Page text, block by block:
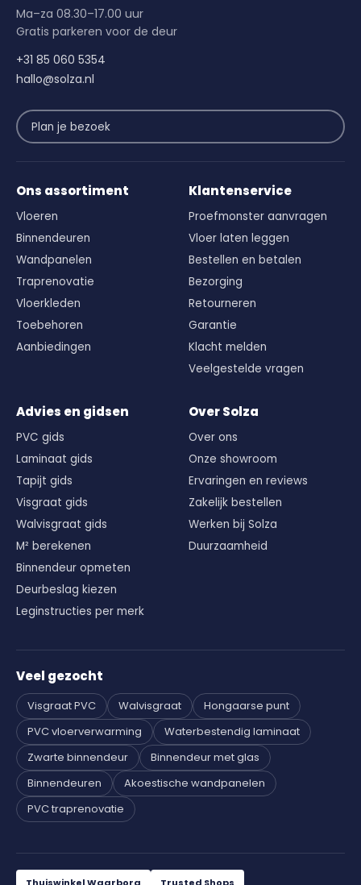
Ma–za 08.30–17.00 uur
Gratis parkeren voor de deur
+31 85 060 5354
hallo@solza.nl
Plan je bezoek
Ons assortiment
Vloeren
Binnendeuren
Wandpanelen
Traprenovatie
Vloerkleden
Toebehoren
Aanbiedingen
Klantenservice
Proefmonster aanvragen
Vloer laten leggen
Bestellen en betalen
Bezorging
Retourneren
Garantie
Klacht melden
Veelgestelde vragen
Advies en gidsen
PVC gids
Laminaat gids
Tapijt gids
Visgraat gids
Walvisgraat gids
M² berekenen
Binnendeur opmeten
Deurbeslag kiezen
Leginstructies per merk
Over Solza
Over ons
Onze showroom
Ervaringen en reviews
Zakelijk bestellen
Werken bij Solza
Duurzaamheid
Veel gezocht
Visgraat PVC Walvisgraat
Hongaarse punt
PVC vloerverwarming
Waterbestendig laminaat
Zwarte binnendeur
Binnendeur met glas
Binnendeuren
Akoestische wandpanelen
PVC traprenovatie